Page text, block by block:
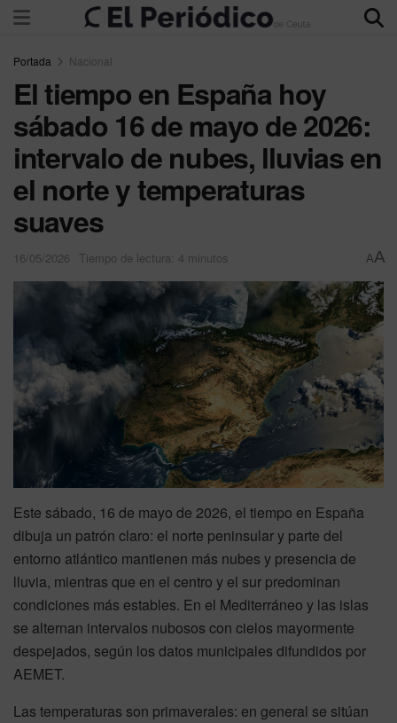
Portada Nacional
El tiempo en España hoy
sábado 16 de mayo de 2026:
intervalo de nubes, lluvias en
el norte y temperaturas
suaves
16/05/2026 Tiempo de lectura: 4 minutos AA
Este sábado, 16 de mayo de 2026, el tiempo en España
dibuja un patrón claro: el norte peninsular y parte del
entorno atlántico mantienen más nubes y presencia de
lluvia, mientras que en el centro y el sur predominan
condiciones más estables. En el Mediterráneo y las islas
se alternan intervalos nubosos con cielos mayormente
despejados, según los datos municipales difundidos por
AEMET.
Las temperaturas son primaverales: en general se sitúan